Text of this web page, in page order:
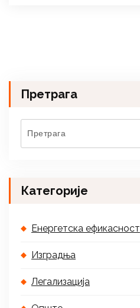
Претрага
Категорије
Енергетска ефикасност
Изградња
Легализација